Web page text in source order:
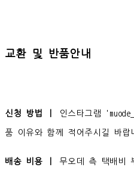
교환 및 반품안내
신청 방법 ㅣ 인스타그램
품 이유와 함께 적어주시길 바랍
배송 비용 ㅣ 무오데 측 택배비